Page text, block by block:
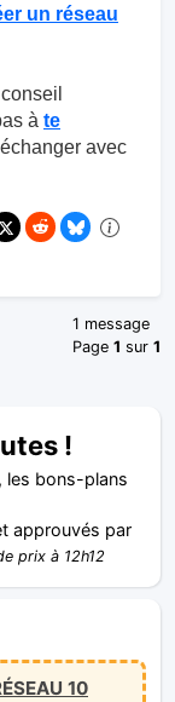
un réseau
à te
avec
1 message
Page 1 sur 1
!
les bons-plans
approuvés par
prix à 12h12
10